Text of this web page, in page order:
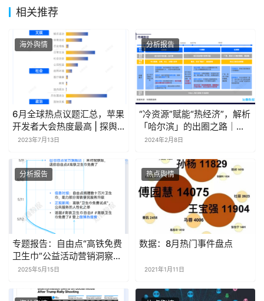
相关推荐
海外舆情
6月全球热点议题汇总，苹果
开发者大会热度最高 | 探舆
论场
2023年7月13日
分析报告
“冷资源”赋能“热经济”，解析
「哈尔滨」的出圈之路｜城
市研究
2024年2月8日
分析报告
专题报告：自由点“高铁免费
卫生巾”公益活动营销洞察｜
探舆论场
2025年5月15日
热点舆情
数据：8月热门事件盘点
2021年1月11日